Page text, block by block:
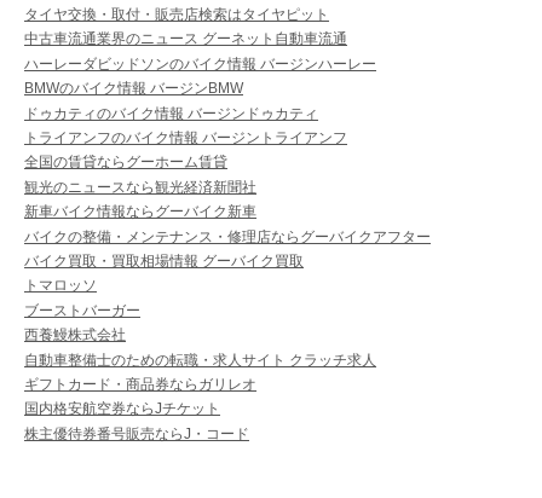
タイヤ交換・取付・販売店検索はタイヤピット
中古車流通業界のニュース グーネット自動車流通
ハーレーダビッドソンのバイク情報 バージンハーレー
BMWのバイク情報 バージンBMW
ドゥカティのバイク情報 バージンドゥカティ
トライアンフのバイク情報 バージントライアンフ
全国の賃貸ならグーホーム賃貸
観光のニュースなら観光経済新聞社
新車バイク情報ならグーバイク新車
バイクの整備・メンテナンス・修理店ならグーバイクアフター
バイク買取・買取相場情報 グーバイク買取
トマロッソ
ブーストバーガー
西養鰻株式会社
自動車整備士のための転職・求人サイト クラッチ求人
ギフトカード・商品券ならガリレオ
国内格安航空券ならJチケット
株主優待券番号販売ならJ・コード